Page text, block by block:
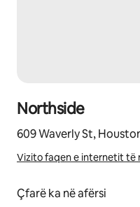
Northside
609 Waverly St,
Vizito faqen e internetit të
Çfarë ka në afërsi